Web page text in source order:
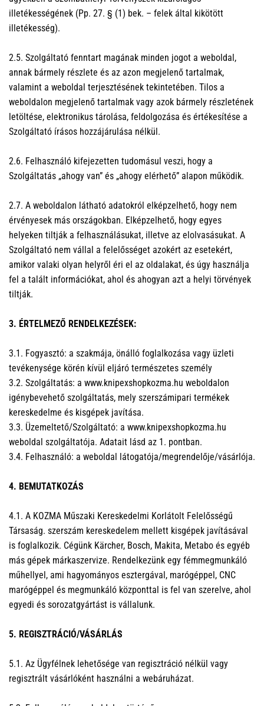
illetékességének (Pp. 27. § (1) bek. – felek által kikötött
illetékesség).
2.5. Szolgáltató fenntart magának minden jogot a weboldal,
annak bármely részlete és az azon megjelenő tartalmak,
valamint a weboldal terjesztésének tekintetében. Tilos a
weboldalon megjelenő tartalmak vagy azok bármely részletének
letöltése, elektronikus tárolása, feldolgozása és értékesítése a
Szolgáltató írásos hozzájárulása nélkül.
2.6. Felhasználó kifejezetten tudomásul veszi, hogy a
Szolgáltatás „ahogy van” és „ahogy elérhető” alapon működik.
2.7. A weboldalon látható adatokról elképzelhető, hogy nem
érvényesek más országokban. Elképzelhető, hogy egyes
helyeken tiltják a felhasználásukat, illetve az elolvasásukat. A
Szolgáltató nem vállal a felelősséget azokért az esetekért,
amikor valaki olyan helyről éri el az oldalakat, és úgy használja
fel a talált információkat, ahol és ahogyan azt a helyi törvények
tiltják.
3. ÉRTELMEZŐ RENDELKEZÉSEK:
3.1. Fogyasztó: a szakmája, önálló foglalkozása vagy üzleti
tevékenysége körén kívül eljáró természetes személy
3.2. Szolgáltatás: a www.knipexshopkozma.hu weboldalon
igénybevehető szolgáltatás, mely szerszámipari termékek
kereskedelme és kisgépek javítása.
3.3. Üzemeltető/Szolgáltató: a www.knipexshopkozma.hu
weboldal szolgáltatója. Adatait lásd az 1. pontban.
3.4. Felhasználó: a weboldal látogatója/megrendelője/vásárlója.
4. BEMUTATKOZÁS
4.1. A KOZMA Műszaki Kereskedelmi Korlátolt Felelősségű
Társaság. szerszám kereskedelem mellett kisgépek javításával
is foglalkozik. Cégünk Kärcher, Bosch, Makita, Metabo és egyéb
más gépek márkaszervize. Rendelkezünk egy fémmegmunkáló
műhellyel, ami hagyományos esztergával, marógéppel, CNC
marógéppel és megmunkáló központtal is fel van szerelve, ahol
egyedi és sorozatgyártást is vállalunk.
5. REGISZTRÁCIÓ/VÁSÁRLÁS
5.1. Az Ügyfélnek lehetősége van regisztráció nélkül vagy
regisztrált vásárlóként használni a webáruházat.